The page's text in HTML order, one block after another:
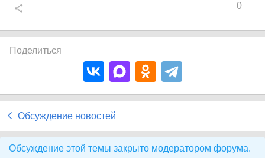
0
Поделиться
Обсуждение новостей
Обсуждение этой темы закрыто модератором форума.